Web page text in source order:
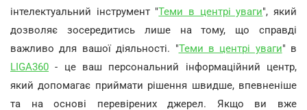
інтелектуальний інструмент "Теми в центрі уваги", який
дозволяє зосередитись лише на тому, що справді
важливо для вашої діяльності. "Теми в центрі уваги" в
LIGA360 - це ваш персональний інформаційний центр,
який допомагає приймати рішення швидше, впевненіше
та на основі перевірених джерел. Якщо ви вже